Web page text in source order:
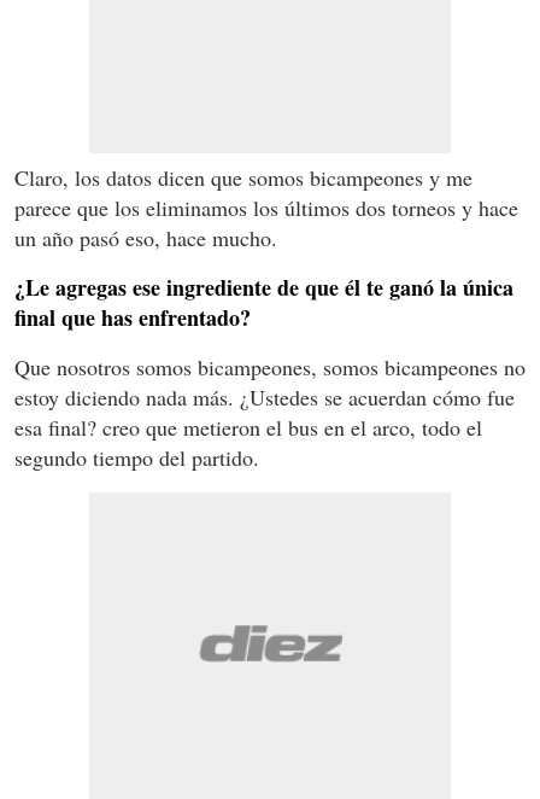
Claro, los datos dicen que somos bicampeones y me
parece que los eliminamos los últimos dos torneos y hace
un año pasó eso, hace mucho.
¿Le agregas ese ingrediente de que él te ganó la única
final que has enfrentado?
Que nosotros somos bicampeones, somos bicampeones no
estoy diciendo nada más. ¿Ustedes se acuerdan cómo fue
esa final? creo que metieron el bus en el arco, todo el
segundo tiempo del partido.